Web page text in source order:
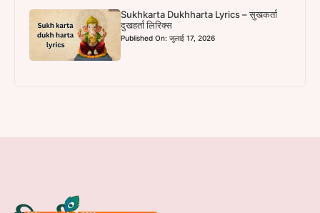
Sukhkarta Dukhharta Lyrics – सुखकर्ता
दुखहर्ता लिरिक्स
Published On: जुलाई 17, 2026